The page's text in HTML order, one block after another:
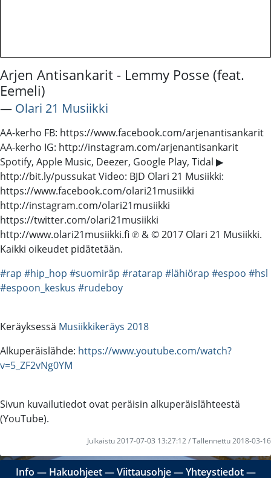
Arjen Antisankarit - Lemmy Posse (feat.
Eemeli)
― Olari 21 Musiikki
AA-kerho FB: https://www.facebook.com/arjenantisankarit
AA-kerho IG: http://instagram.com/arjenantisankarit
Spotify, Apple Music, Deezer, Google Play, Tidal ▶
http://bit.ly/pussukat Video: BJD Olari 21 Musiikki:
https://www.facebook.com/olari21musiikki
http://instagram.com/olari21musiikki
https://twitter.com/olari21musiikki
http://www.olari21musiikki.fi ℗ & © 2017 Olari 21 Musiikki.
Kaikki oikeudet pidätetään.
#rap #hip_hop #suomiräp #ratarap #lähiörap #espoo #hsl
#espoon_keskus #rudeboy
Keräyksessä Musiikkikeräys 2018
Alkuperäislähde: https://www.youtube.com/watch?
v=5_ZF2vNg0YM
Sivun kuvailutiedot ovat peräisin alkuperäislähteestä
(YouTube).
Julkaistu 2017-07-03 13:27:12 / Tallennettu 2018-03-16
Info ― Hakuohjeet―Viittausohje―Yhteystiedot―